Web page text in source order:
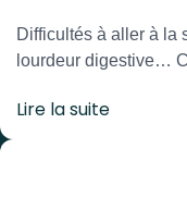
Difficultés à aller à la
lourdeur digestive…
Lire la suite